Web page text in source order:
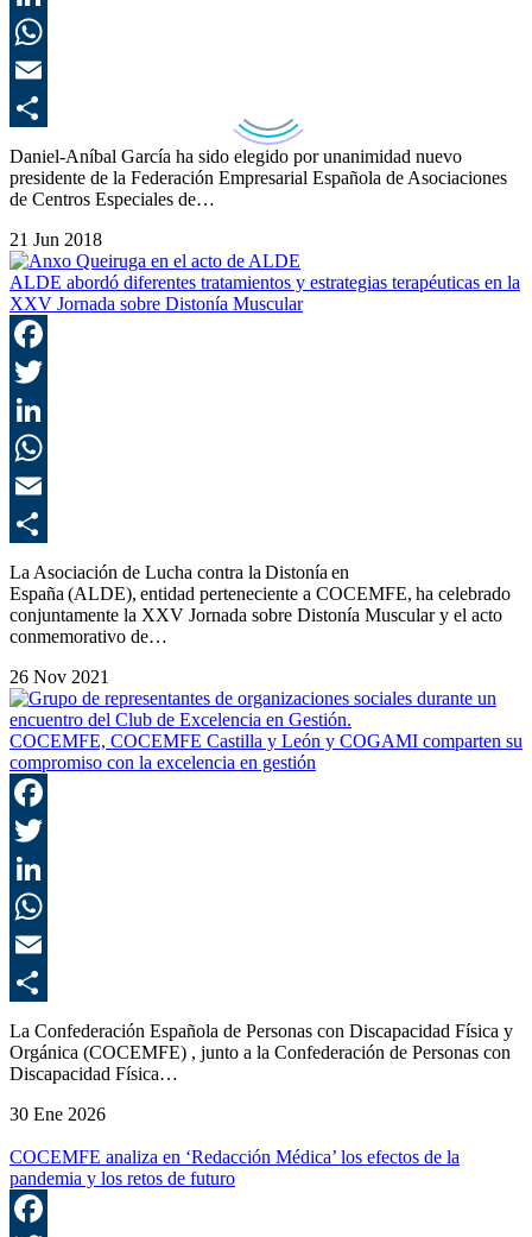
Daniel-Aníbal García ha sido elegido por unanimidad nuevo
presidente de la Federación Empresarial Española de Asociaciones
de Centros Especiales de…
21 Jun 2018
ALDE abordó diferentes tratamientos y estrategias terapéuticas en la
XXV Jornada sobre Distonía Muscular
La Asociación de Lucha contra la Distonía en
España (ALDE), entidad perteneciente a COCEMFE, ha celebrado
conjuntamente la XXV Jornada sobre Distonía Muscular y el acto
conmemorativo de…
26 Nov 2021
COCEMFE, COCEMFE Castilla y León y COGAMI comparten su
compromiso con la excelencia en gestión
La Confederación Española de Personas con Discapacidad Física y
Orgánica (COCEMFE) , junto a la Confederación de Personas con
Discapacidad Física…
30 Ene 2026
COCEMFE analiza en ‘Redacción Médica’ los efectos de la
pandemia y los retos de futuro